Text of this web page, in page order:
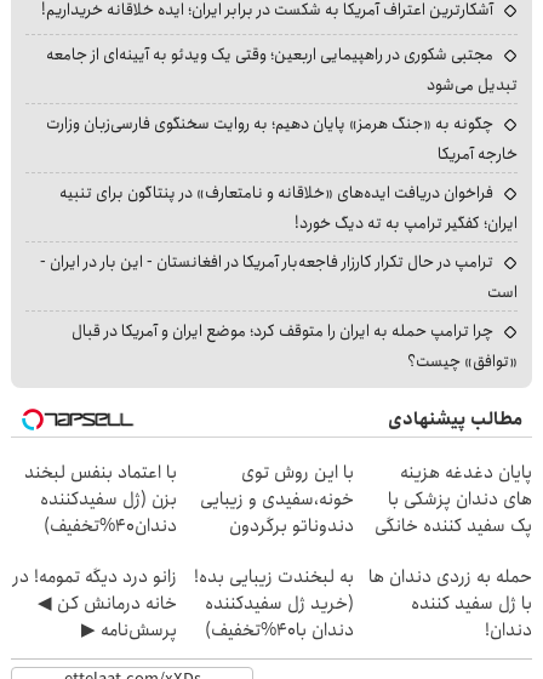
آشکارترین اعتراف آمریکا به شکست در برابر ایران؛ ایده خلاقانه خریداریم!
مجتبی شکوری در راهپیمایی اربعین؛ وقتی یک ویدئو به آیینه‌ای از جامعه
تبدیل می‌شود
چگونه به «جنگ هرمز» پایان دهیم؛ به روایت سخنگوی فارسی‌زبان وزارت
خارجه آمریکا
فراخوان دریافت ایده‌های «خلاقانه و نامتعارف» در پنتاگون برای تنبیه
ایران؛ کفگیر ترامپ به ته دیگ خورد!
ترامپ در حال تکرار کارزار فاجعه‌بار آمریکا در افغانستان - این بار در ایران -
است
چرا ترامپ حمله به ایران را متوقف کرد؛ موضع ایران و آمریکا در قبال
«توافق» چیست؟
مطالب پیشنهادی
پایان دغدغه هزینه
های دندان پزشکی با
پک سفید کننده خانگی
با این روش توی
خونه،سفیدی و زیبایی
دندوناتو برگردون
با اعتماد بنفس لبخند
بزن (ژل سفیدکننده
دندان40%تخفیف)
حمله به زردی دندان ها
با ژل سفید کننده
دندان!
خرید40%تخفیف
به لبخندت زیبایی بده!
(خرید ژل سفیدکننده
دندان با40%تخفیف)
زانو درد دیگه تمومه! در
خانه درمانش کن ◀
پرسش‌نامه ▶